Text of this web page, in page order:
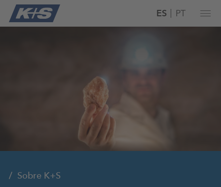
ES PT
Sobre K+S